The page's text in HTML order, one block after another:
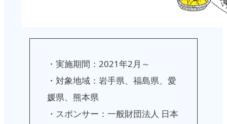
・実施期間：2021年2月～
・対象地域：岩手県、福島県、愛
媛県、熊本県
・スポンサー：一般財団法人 日本